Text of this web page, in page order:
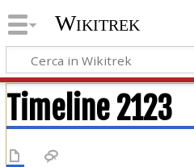
Wikitrek
Timeline 2123